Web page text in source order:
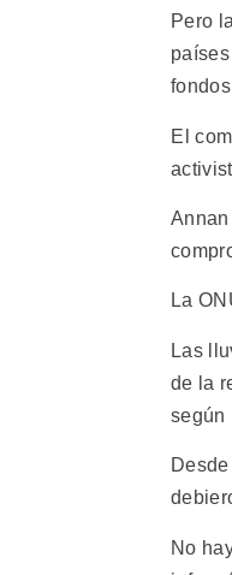
Pero
El
La
Las
de la
según
No